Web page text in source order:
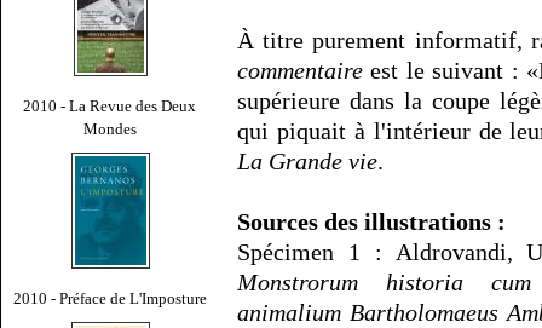
2010 - La Revue des Deux
Mondes
2010 - Préface de L'Imposture
À titre purement informatif,
commentaire est le suivant :
supérieure dans la coupe
qui piquait à l'intérieur de
La Grande vie.
Sources des illustrations :
Spécimen 1 : Aldrovandi,
Monstrorum historia
animalium Bartholomaeus